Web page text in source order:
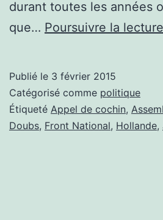
durant toutes les années
que… Poursuivre la lecture
Publié le 3 février 2015
Catégorisé comme politique
Étiqueté Appel de cochin,
Doubs, Front National, Hollande,